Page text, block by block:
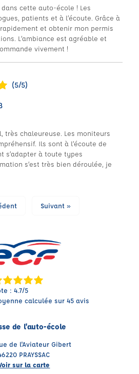
cette auto-école ! Les
patients et à l’écoute. Grâce à
et obtenir mon permis
L’ambiance est agréable et
vivement !
(5/5)
très chaleureuse. Les moniteurs
Ils sont à l’écoute de
s’adapter à toute types
s’est très bien déroulée, je
Suivant »
: 4.7/5
calculée sur 45 avis
de l'auto-école
de l'Aviateur Gibert
PRAYSSAC
sur la carte